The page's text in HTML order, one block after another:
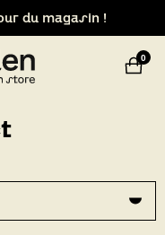
du magasin !
notre design store de
0